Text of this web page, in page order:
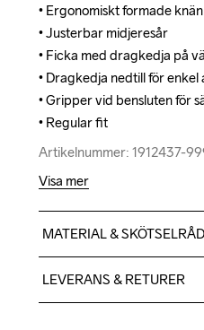
• Ergonomiskt formade knän
• Justerbar midjeresår
• Ficka med dragkedja på
• Dragkedja nedtill för
• Gripper vid bensluten för
• Regular fit
Artikelnummer: 1912437-
• Ergonomiskt formade knän
• Justerbar midjeresår
• Ficka med dragkedja på
• Dragkedja nedtill för
• Gripper vid bensluten för
• Regular fit
Artikelnummer: 1912437-
Visa mer
MATERIAL & SKÖTSELRÅD
Lower front body: 49%
LEVERANS & RETURER